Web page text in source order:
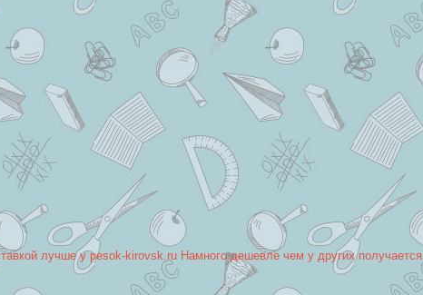
лучше у pesok-kirovsk.ru Намного дешевле чем у других получается